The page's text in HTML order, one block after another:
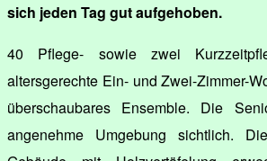
sich jeden Tag gut aufgehoben.
40 Pflege- sowie zwei
altersgerechte Ein- und Zwei-Zimmer-
überschaubares Ensemble. Die
angenehme Umgebung sichtlich.